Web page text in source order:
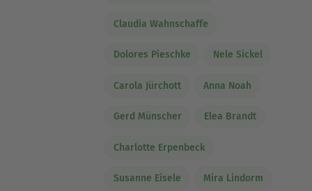
Claudia Wahnschaffe
Dolores Pieschke Nele Sickel
Carola Jürchott Anna Noah
Gerd Münscher Elea Brandt
Charlotte Erpenbeck
Susanne Eisele Mira Lindorm